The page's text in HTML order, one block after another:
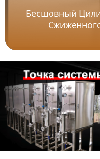
Бесшовный